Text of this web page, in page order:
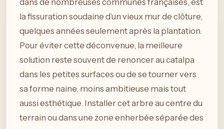
la fissuration soudaine d’un vieux mur de clôture,
quelques années seulement après la plantation.
Pour éviter cette déconvenue, la meilleure
solution reste souvent de renoncer au catalpa
dans les petites surfaces ou de se tourner vers
sa forme naine, moins ambitieuse mais tout
aussi esthétique. Installer cet arbre au centre du
terrain ou dans une zone enherbée séparée des